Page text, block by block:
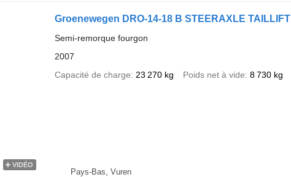
VIDÉO
Groenewegen DRO-14-18 B STEERAXLE TAILLIFT
Semi-remorque fourgon
2007
Capacité de charge 23 270 kg Poids net à vide 8 730 kg
Pays-Bas, Vuren